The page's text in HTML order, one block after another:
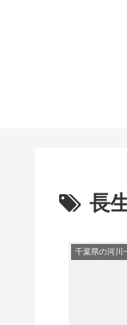
長
千葉県の河川